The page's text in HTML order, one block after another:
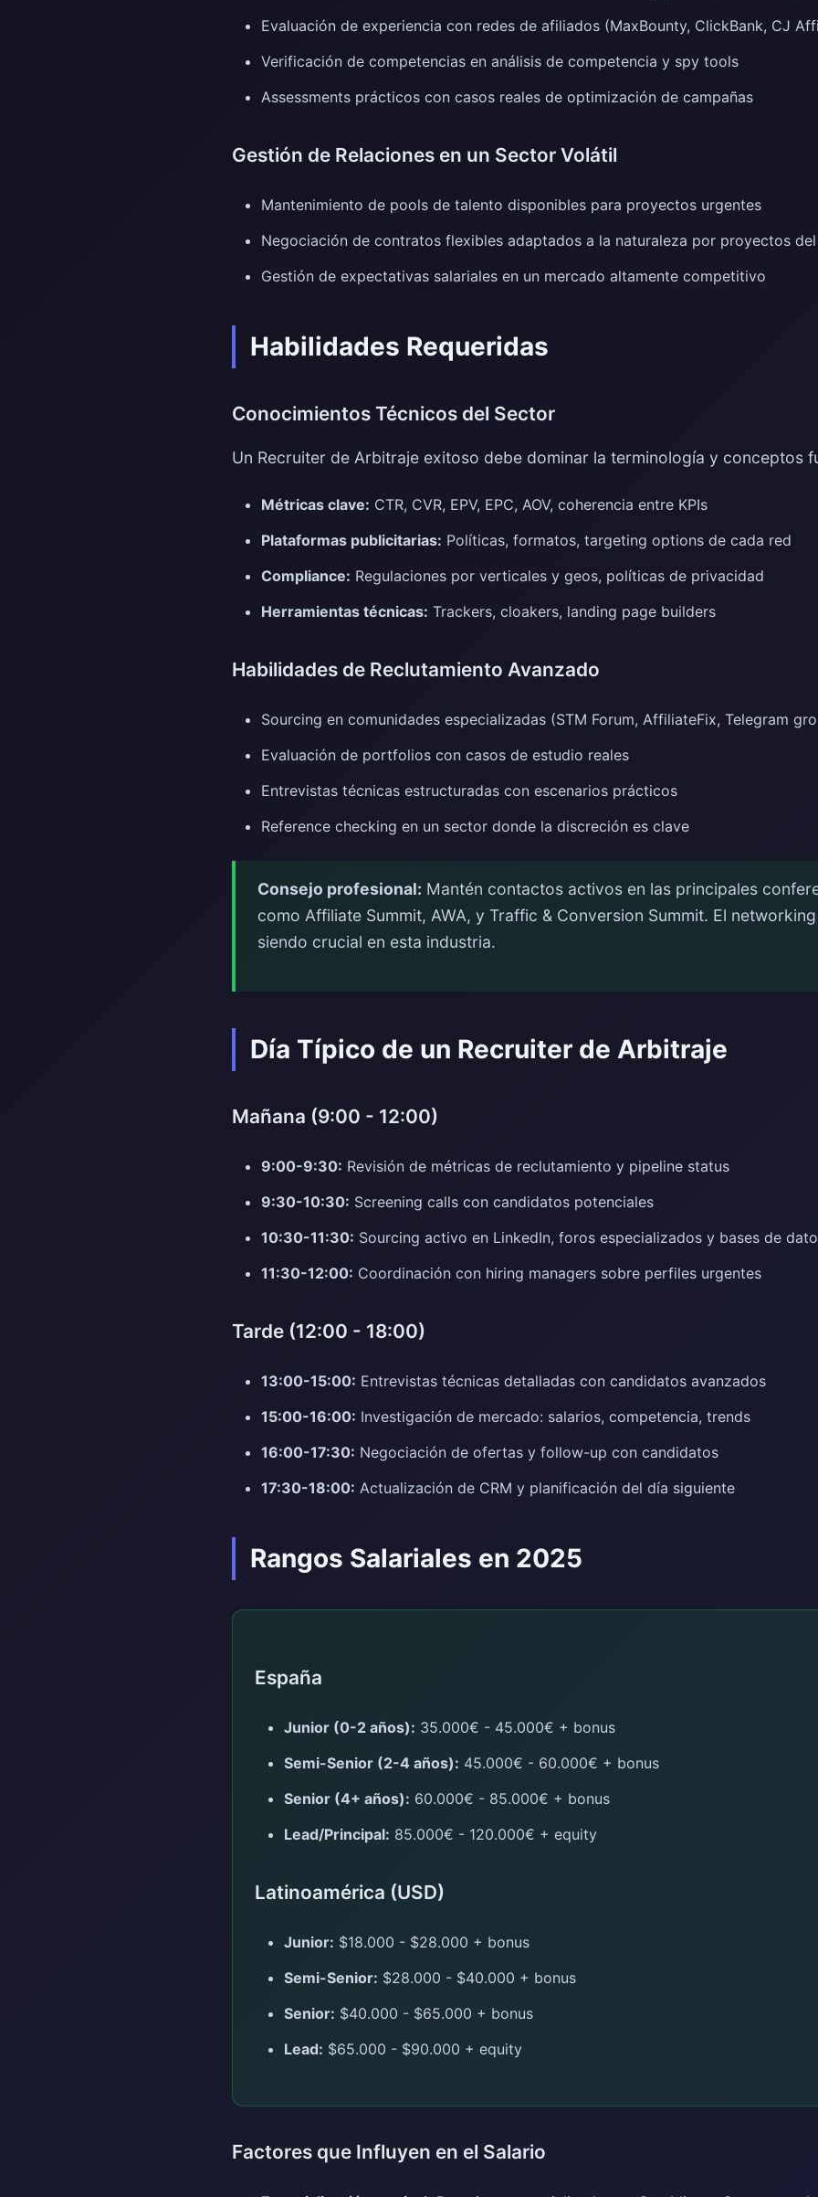
Evaluación de experiencia con redes de afiliados (MaxBounty, ClickBank, CJ
Verificación de competencias en análisis de competencia y spy tools
Assessments prácticos con casos reales de optimización de campañas
Gestión de Relaciones en un Sector Volátil
Mantenimiento de pools de talento disponibles para proyectos urgentes
Negociación de contratos flexibles adaptados a la naturaleza por proyectos
Gestión de expectativas salariales en un mercado altamente competitivo
Habilidades Requeridas
Conocimientos Técnicos del Sector
Un Recruiter de Arbitraje exitoso debe dominar la terminología y conceptos
Métricas clave: CTR, CVR, EPV, EPC, AOV, coherencia entre KPIs
Plataformas publicitarias: Políticas, formatos, targeting options de cada red
Compliance: Regulaciones por verticales y geos, políticas de privacidad
Herramientas técnicas: Trackers, cloakers, landing page builders
Habilidades de Reclutamiento Avanzado
Sourcing en comunidades especializadas (STM Forum, AffiliateFix, Telegram
Evaluación de portfolios con casos de estudio reales
Entrevistas técnicas estructuradas con escenarios prácticos
Reference checking en un sector donde la discreción es clave
Consejo profesional: Mantén contactos activos en las principales
como Affiliate Summit, AWA, y Traffic & Conversion Summit. El
siendo crucial en esta industria.
Día Típico de un Recruiter de Arbitraje
Mañana (9:00 - 12:00)
9:00-9:30: Revisión de métricas de reclutamiento y pipeline status
9:30-10:30: Screening calls con candidatos potenciales
10:30-11:30: Sourcing activo en LinkedIn, foros especializados y bases de
11:30-12:00: Coordinación con hiring managers sobre perfiles urgentes
Tarde (12:00 - 18:00)
13:00-15:00: Entrevistas técnicas detalladas con candidatos avanzados
15:00-16:00: Investigación de mercado: salarios, competencia, trends
16:00-17:30: Negociación de ofertas y follow-up con candidatos
17:30-18:00: Actualización de CRM y planificación del día siguiente
Rangos Salariales en 2025
España
Junior (0-2 años): 35.000€ - 45.000€ + bonus
Semi-Senior (2-4 años): 45.000€ - 60.000€ + bonus
Senior (4+ años): 60.000€ - 85.000€ + bonus
Lead/Principal: 85.000€ - 120.000€ + equity
Latinoamérica (USD)
Junior: $18.000 - $28.000 + bonus
Semi-Senior: $28.000 - $40.000 + bonus
Senior: $40.000 - $65.000 + bonus
Lead: $65.000 - $90.000 + equity
Factores que Influyen en el Salario